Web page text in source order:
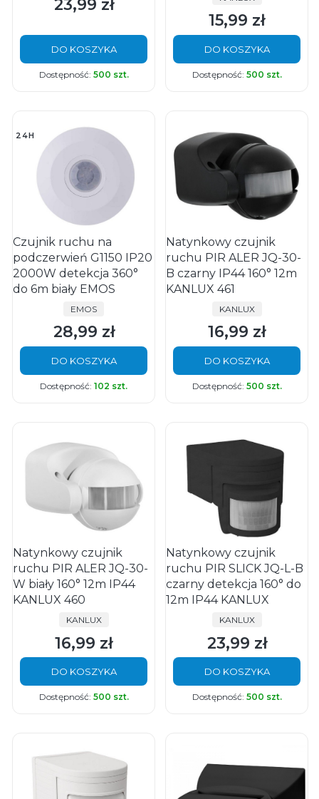
Cena
23,99 zł
DO KOSZYKA
Dostępność: 500 szt.
Cena
15,99 zł
DO KOSZYKA
Dostępność: 500 szt.
24H
Czujnik ruchu na
podczerwień G1150 IP20
2000W detekcja 360°
do 6m biały EMOS
PRODUCENT
EMOS
Cena
28,99 zł
DO KOSZYKA
Dostępność: 102 szt.
Natynkowy czujnik
ruchu PIR ALER JQ-30-
B czarny IP44 160° 12m
KANLUX 461
PRODUCENT
KANLUX
Cena
16,99 zł
DO KOSZYKA
Dostępność: 500 szt.
Natynkowy czujnik
ruchu PIR ALER JQ-30-
W biały 160° 12m IP44
KANLUX 460
PRODUCENT
KANLUX
Cena
16,99 zł
DO KOSZYKA
Dostępność: 500 szt.
Natynkowy czujnik
ruchu PIR SLICK JQ-L-B
czarny detekcja 160° do
12m IP44 KANLUX
PRODUCENT
KANLUX
Cena
23,99 zł
DO KOSZYKA
Dostępność: 500 szt.